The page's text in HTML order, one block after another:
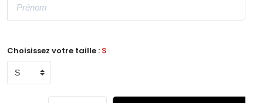
Choisissez votre taille : S